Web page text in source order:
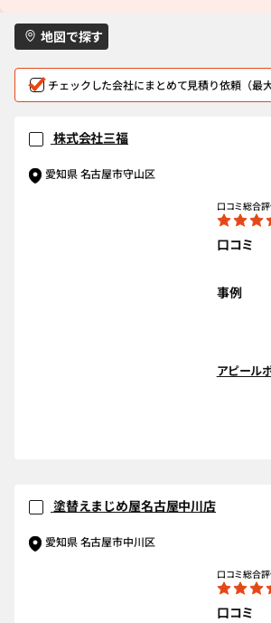
地図で探す
チェックした会社にまとめて見積り依頼（最大
株式会社三福
愛知県 名古屋市守山区
口コミ総合
口コミ
事例
アピール
塗替えまじめ屋名古屋中川店
愛知県 名古屋市中川区
口コミ総合
口コミ